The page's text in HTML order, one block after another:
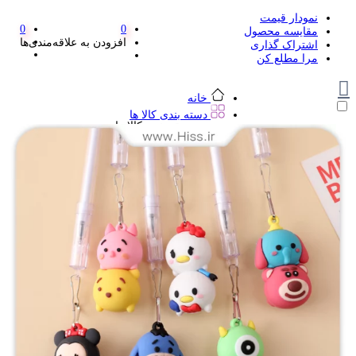
نمودار قیمت
مقایسه محصول
اشتراک گذاری
مرا مطلع کن
0
افزودن به علاقه‌مندی‌ها
0
خانه
دسته بندی کالا ها
دسته بندی کالا ها
لوازم تحریر و هنر
لوازم تحریر و هنر
پاک کن و غلط گیر
مداد تراش
اتود و نوک
روان نویس فانتزی
خودکار و خودکار فشاری
ماژیک ها
دفترچه یادداشت
استیکر
استیک نوت
خط کش و گونیا
کیف غذا
کوله پشتی
چسب
کاتر فانتزی
بوک مارک
ماشین حساب